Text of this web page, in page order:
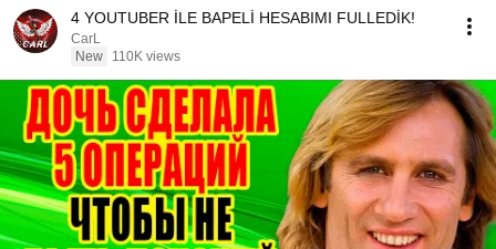
4 YOUTUBER İLE BAPELİ HESABIMI FULLEDİK!
CarL
New
110K views